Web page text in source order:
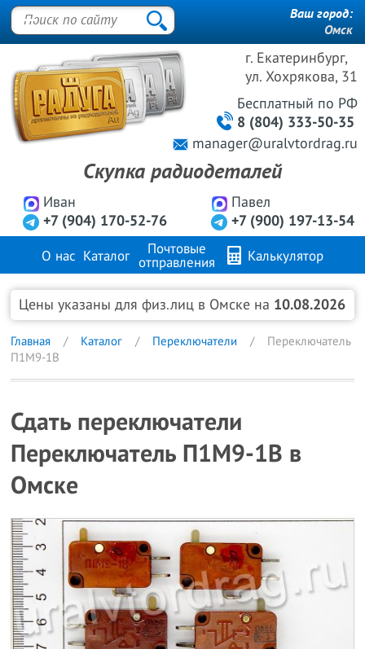
г. Екатеринбург,
ул. Хохрякова, 31
Иван
+7 (904) 170-52-76
Павел
+7 (900) 197-13-54
Бесплатный по РФ
8 (804) 333-50-35
manager@uralvtordrag.ru
Скупка радиодеталей
Ваш город:
Омск
О нас Каталог
Почтовые
отправления
Калькулятор
Продажа металлов FAQ Контакты
Цены указаны для физ.лиц в Омске на 10.08.2026
Главная Каталог Переключатели
Переключатель
П1М9-1В
Сдать переключатели
Переключатель П1М9-1В в
Омске